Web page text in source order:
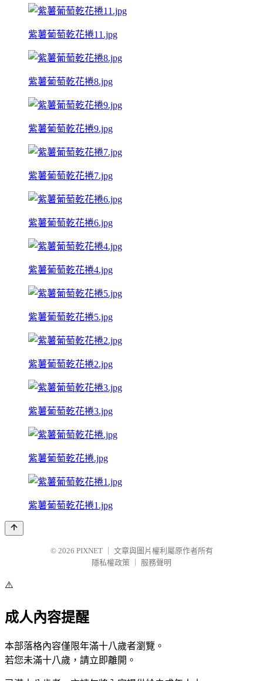
紫薯葡萄乾花捲11.jpg
紫薯葡萄乾花捲8.jpg
紫薯葡萄乾花捲9.jpg
紫薯葡萄乾花捲7.jpg
紫薯葡萄乾花捲6.jpg
紫薯葡萄乾花捲4.jpg
紫薯葡萄乾花捲5.jpg
紫薯葡萄乾花捲2.jpg
紫薯葡萄乾花捲3.jpg
紫薯葡萄乾花捲.jpg
紫薯葡萄乾花捲1.jpg
© 2026 PIXNET
文章與圖片權利屬原作者所有
隱私權政策
服務聲明
⚠️
成人內容提醒
本部落格內容僅限年滿十八歲者瀏覽。
若您未滿十八歲，請立即離開。